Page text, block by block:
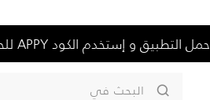
حمل التطبيق و إستخدم الكود APPY للحصول على خصم 20% من السعر الكامل
البحث في